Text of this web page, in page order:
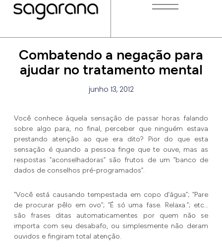
Combatendo a negação para
ajudar no tratamento mental
junho 13, 2012
Você conhece àquela sensação de passar horas falando
sobre algo para, no final, perceber que ninguém estava
prestando atenção ao que era dito? Pior do que esta
sensação é quando a pessoa finge que te ouve, mas as
respostas “aconselhadoras” são frutos de um “banco de
dados de conselhos pré-programados”.
“Você está causando tempestada em copo d’água”; “Pare
de procurar pêlo em ovo”; “É só uma fase. Relaxa.”; etc…
são frases ditas automaticamentes por quem não se
importa com seu desabafo, ou simplesmente não deram
ouvidos e fingiram total atenção.